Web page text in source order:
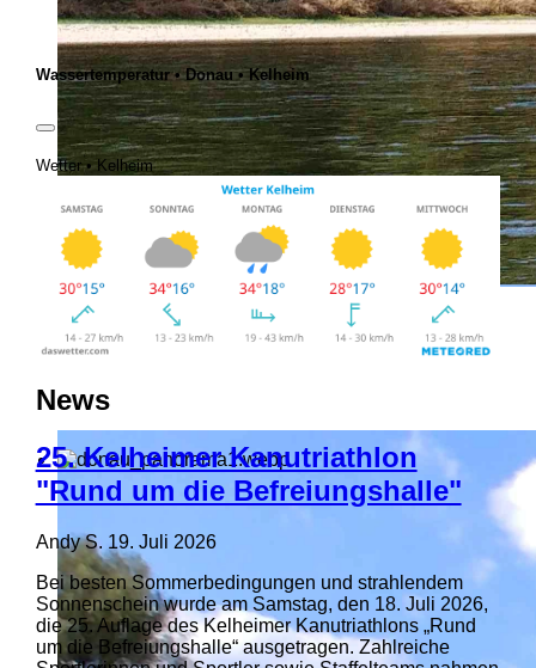
Wassertemperatur • Donau • Kelheim
Wetter • Kelheim
News
25. Kelheimer Kanutriathlon
"Rund um die Befreiungshalle"
Andy S. 19. Juli 2026
Bei besten Sommerbedingungen und strahlendem
Sonnenschein wurde am Samstag, den 18. Juli 2026,
die 25. Auflage des Kelheimer Kanutriathlons „Rund
um die Befreiungshalle“ ausgetragen. Zahlreiche